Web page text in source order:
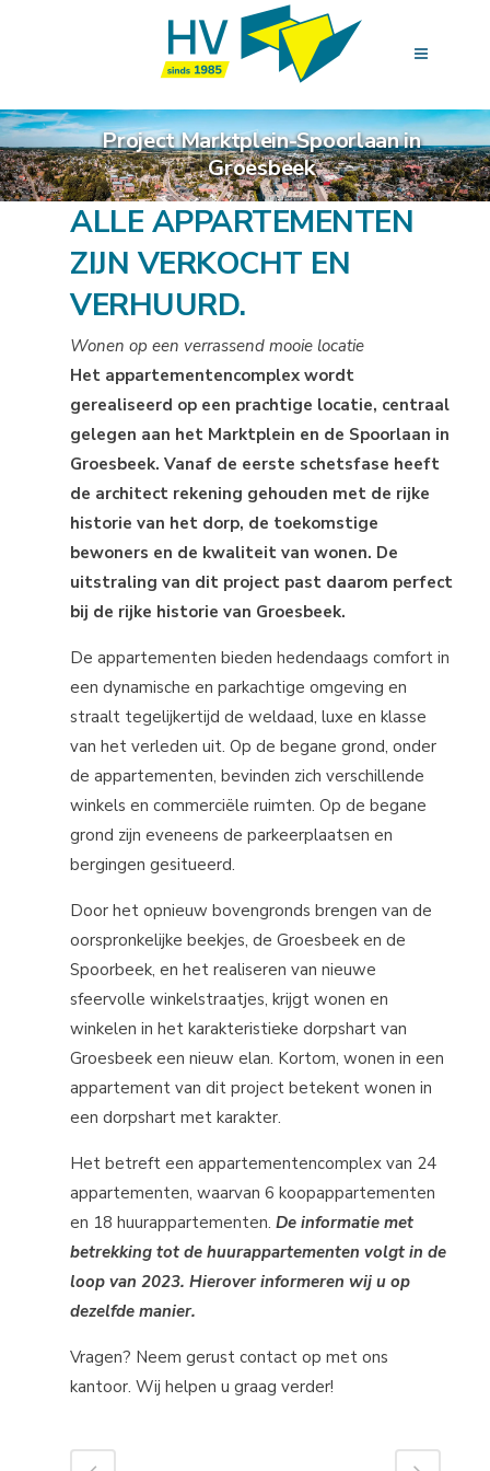
Project Marktplein-Spoorlaan in
Groesbeek
ALLE APPARTEMENTEN
ZIJN VERKOCHT EN
VERHUURD.
Wonen op een verrassend mooie locatie
Het appartementencomplex wordt
gerealiseerd op een prachtige locatie, centraal
gelegen aan het Marktplein en de Spoorlaan in
Groesbeek. Vanaf de eerste schetsfase heeft
de architect rekening gehouden met de rijke
historie van het dorp, de toekomstige
bewoners en de kwaliteit van wonen. De
uitstraling van dit project past daarom perfect
bij de rijke historie van Groesbeek.
De appartementen bieden hedendaags comfort in
een dynamische en parkachtige omgeving en
straalt tegelijkertijd de weldaad, luxe en klasse
van het verleden uit. Op de begane grond, onder
de appartementen, bevinden zich verschillende
winkels en commerciële ruimten. Op de begane
grond zijn eveneens de parkeerplaatsen en
bergingen gesitueerd.
Door het opnieuw bovengronds brengen van de
oorspronkelijke beekjes, de Groesbeek en de
Spoorbeek, en het realiseren van nieuwe
sfeervolle winkelstraatjes, krijgt wonen en
winkelen in het karakteristieke dorpshart van
Groesbeek een nieuw elan. Kortom, wonen in een
appartement van dit project betekent wonen in
een dorpshart met karakter.
Het betreft een appartementencomplex van 24
appartementen, waarvan 6 koopappartementen
en 18 huurappartementen. De informatie met
betrekking tot de huurappartementen volgt in de
loop van 2023. Hierover informeren wij u op
dezelfde manier.
Vragen? Neem gerust contact op met ons
kantoor. Wij helpen u graag verder!